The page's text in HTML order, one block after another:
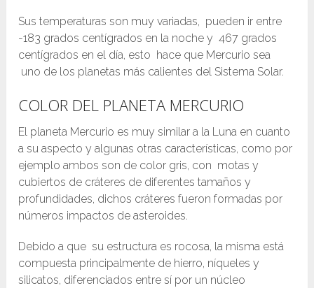
Sus temperaturas son muy variadas, pueden ir entre
-183 grados centígrados en la noche y 467 grados
centígrados en el día, esto hace que Mercurio sea
uno de los planetas más calientes del Sistema Solar.
COLOR DEL PLANETA MERCURIO
El planeta Mercurio es muy similar a la Luna en cuanto
a su aspecto y algunas otras características, como por
ejemplo ambos son de color gris, con motas y
cubiertos de cráteres de diferentes tamaños y
profundidades, dichos cráteres fueron formadas por
números impactos de asteroides.
Debido a que su estructura es rocosa, la misma está
compuesta principalmente de hierro, níqueles y
silicatos, diferenciados entre sí por un núcleo